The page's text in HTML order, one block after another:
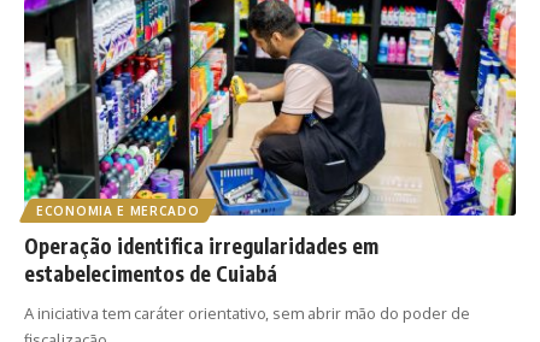
ECONOMIA E MERCADO
Operação identifica irregularidades em
estabelecimentos de Cuiabá
A iniciativa tem caráter orientativo, sem abrir mão do poder de